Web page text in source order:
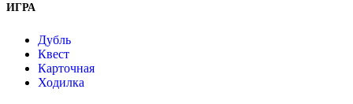
ИГРА
Дубль
Квест
Карточная
Ходилка